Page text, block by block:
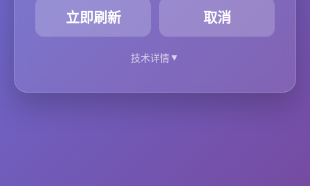
立即刷新 取消
技术详情▼